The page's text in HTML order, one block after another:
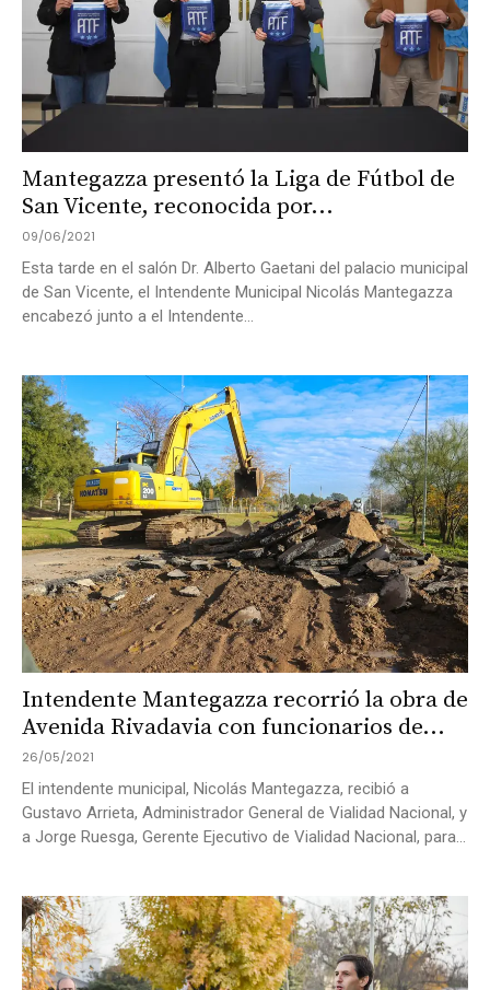
Mantegazza presentó la Liga de Fútbol de
San Vicente, reconocida por...
09/06/2021
Esta tarde en el salón Dr. Alberto Gaetani del palacio municipal
de San Vicente, el Intendente Municipal Nicolás Mantegazza
encabezó junto a el Intendente...
Intendente Mantegazza recorrió la obra de
Avenida Rivadavia con funcionarios de...
26/05/2021
El intendente municipal, Nicolás Mantegazza, recibió a
Gustavo Arrieta, Administrador General de Vialidad Nacional, y
a Jorge Ruesga, Gerente Ejecutivo de Vialidad Nacional, para...